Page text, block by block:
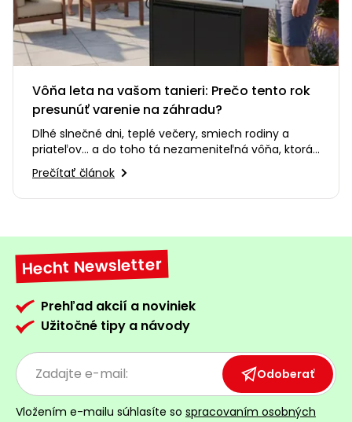
Vôňa leta na vašom tanieri: Prečo tento rok
presunúť varenie na záhradu?
Dlhé slnečné dni, teplé večery, smiech rodiny a
priateľov... a do toho tá nezameniteľná vôňa, ktorá
sa šíri po celej…
Prečítať článok
Hecht Newsletter
Prehľad akcií a noviniek
Užitočné tipy a návody
Odoberať
Vložením e-mailu súhlasíte so spracovaním osobných